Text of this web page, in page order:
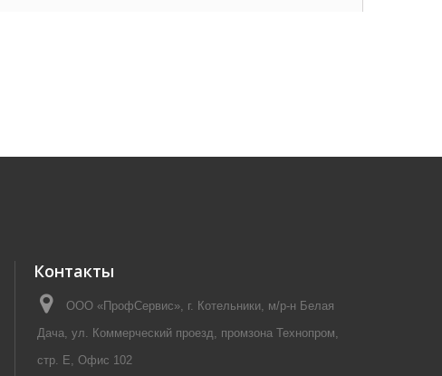
Контакты
ООО «ПрофСервис», г. Котельники, м/р-н Белая
Дача, ул. Коммерческий проезд, промзона Технопром,
стр. Е, Офис 102